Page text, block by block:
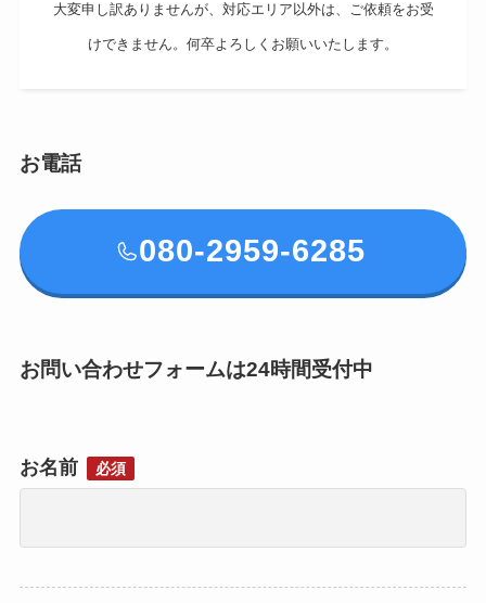
大変申し訳ありませんが、対応エリア以外は、ご依頼をお受
けできません。何卒よろしくお願いいたします。
お電話
080-2959-6285
お問い合わせフォームは24時間受付中
お名前 必須